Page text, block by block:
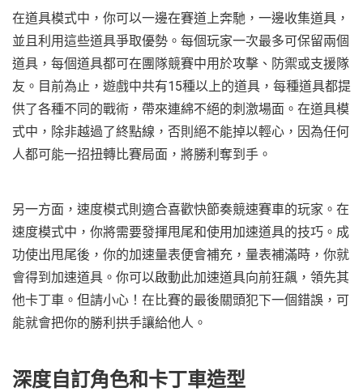
在道具模式中，你可以一邊在賽道上奔馳，一邊收集道具，
並且利用這些道具爭取優勢。每個玩家一次最多可保留兩個
道具，每個道具都可在團隊競賽中用於攻擊、防禦或支援隊
友。目前為止，遊戲中共有15種以上的道具，每種道具都提
供了各種不同的戰術，帶來連綿不絕的刺激場面。在道具模
式中，除非越過了終點線，否則絕不能掉以輕心，因為任何
人都可能一招扭轉比賽局面，將勝利奪到手。
另一方面，速度模式則適合喜歡快節奏競速賽車的玩家。在
速度模式中，你將需要發揮甩尾和使用加速道具的技巧。成
功使出甩尾後，你的加速量表便會補充，量表補滿時，你就
會得到加速道具。你可以啟動此加速道具向前狂飆，領先其
他卡丁車。但請小心！在比賽的最後關頭犯下一個錯誤，可
能就會把你的勝利拱手讓給他人。
深度自訂角色和卡丁車造型